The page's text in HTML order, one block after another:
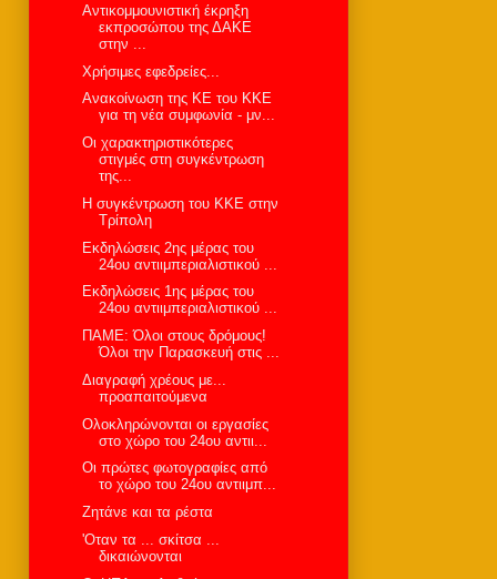
Αντικομμουνιστική έκρηξη
εκπροσώπου της ΔΑΚΕ
στην ...
Χρήσιμες εφεδρείες...
Ανακοίνωση της ΚΕ του ΚΚΕ
για τη νέα συμφωνία - μν...
Oι χαρακτηριστικότερες
στιγμές στη συγκέντρωση
της...
Η συγκέντρωση του ΚΚΕ στην
Τρίπολη
Εκδηλώσεις 2ης μέρας του
24ου αντιιμπεριαλιστικού ...
Εκδηλώσεις 1ης μέρας του
24ου αντιιμπεριαλιστικού ...
ΠΑΜΕ: Όλοι στους δρόμους!
Όλοι την Παρασκευή στις ...
Διαγραφή χρέους με...
προαπαιτούμενα
Oλοκληρώνονται οι εργασίες
στο χώρο του 24ου αντιι...
Οι πρώτες φωτογραφίες από
το χώρο του 24ου αντιιμπ...
Zητάνε και τα ρέστα
'Οταν τα ... σκίτσα ...
δικαιώνονται